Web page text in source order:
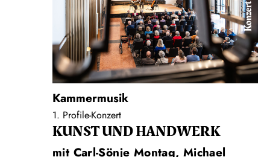
Konzert
Kammermusik
1. Profile-Konzert
KUNST UND HAND­WERK
mit Carl-Sönje Montag, Michael